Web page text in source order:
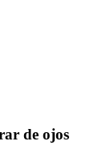
de ojos